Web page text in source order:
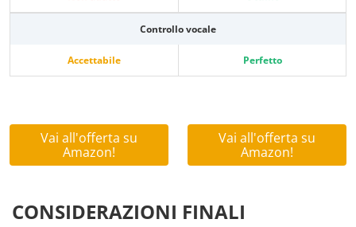
Controllo vocale
Accettabile Perfetto
Vai all'offerta su
Amazon!
Vai all'offerta su
Amazon!
CONSIDERAZIONI FINALI